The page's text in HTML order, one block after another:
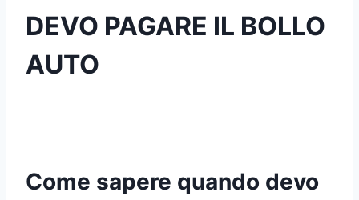
DEVO PAGARE IL BOLLO
AUTO
Come sapere quando devo